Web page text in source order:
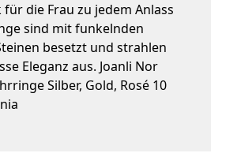
für die Frau zu jedem Anlass
sind mit funkelnden
besetzt und strahlen
Eleganz aus. Joanli Nor
Silber, Gold, Rosé 10